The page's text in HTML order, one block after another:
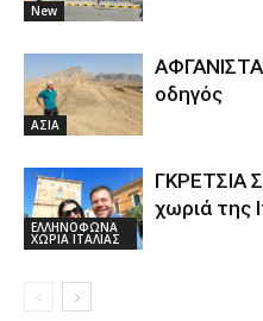
New
ΑΣΙΑ
οδηγός
ΕΛΛΗΝΟΦΩΝΑ
ΧΩΡΙΑ ΙΤΑΛΙΑΣ
ΓΚΡΕΤΣΙΑ
χωριά της